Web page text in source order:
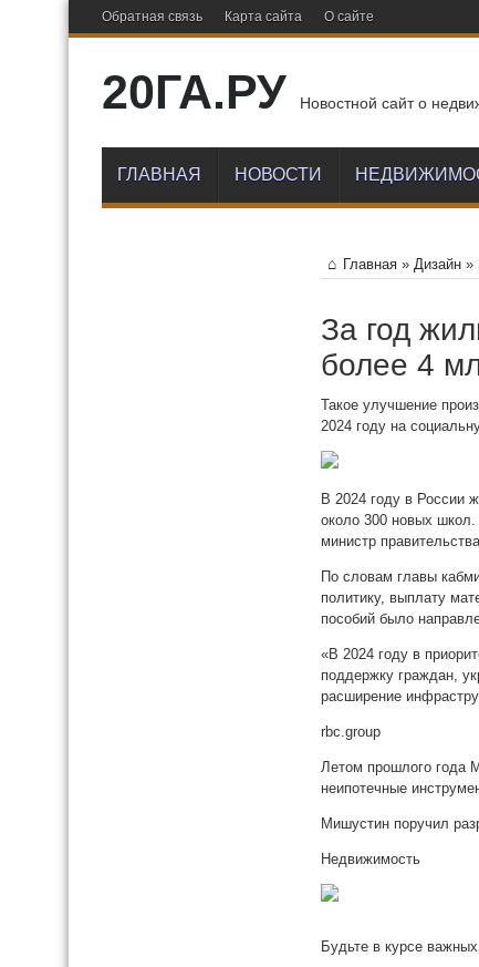
Обратная связь Карта сайта О сайте
20ГА.РУ Новостной сайт о
ГЛАВНАЯ НОВОСТИ
Главная » Дизайн »
За год
более 4
Такое улучшение
2024 году на
В 2024 году в России
около 300 новых
министр
По словам главы
политику, выплату
пособий было
«В 2024 году в
поддержку граждан,
расширение
rbc.group
Летом прошлого года
неипотечные
Мишустин поручил
Недвижимость
Будьте в курсе